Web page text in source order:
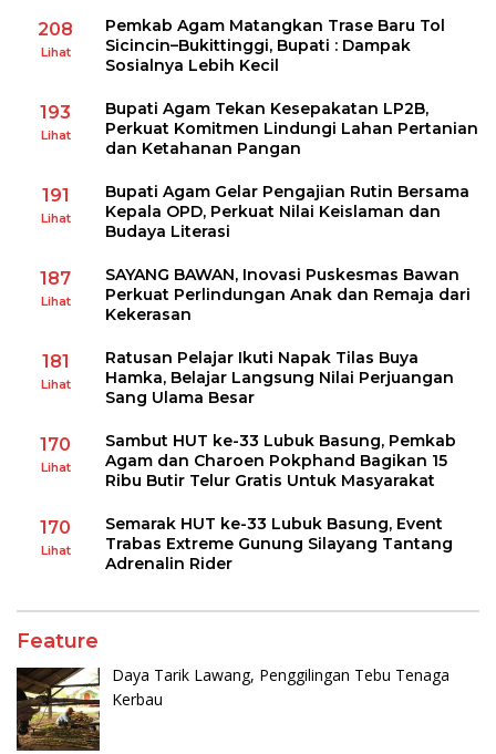
208
Lihat
Pemkab Agam Matangkan Trase Baru Tol
Sicincin–Bukittinggi, Bupati : Dampak
Sosialnya Lebih Kecil
193
Lihat
Bupati Agam Tekan Kesepakatan LP2B,
Perkuat Komitmen Lindungi Lahan Pertanian
dan Ketahanan Pangan
191
Lihat
Bupati Agam Gelar Pengajian Rutin Bersama
Kepala OPD, Perkuat Nilai Keislaman dan
Budaya Literasi
187
Lihat
SAYANG BAWAN, Inovasi Puskesmas Bawan
Perkuat Perlindungan Anak dan Remaja dari
Kekerasan
181
Lihat
Ratusan Pelajar Ikuti Napak Tilas Buya
Hamka, Belajar Langsung Nilai Perjuangan
Sang Ulama Besar
170
Lihat
Sambut HUT ke-33 Lubuk Basung, Pemkab
Agam dan Charoen Pokphand Bagikan 15
Ribu Butir Telur Gratis Untuk Masyarakat
170
Lihat
Semarak HUT ke-33 Lubuk Basung, Event
Trabas Extreme Gunung Silayang Tantang
Adrenalin Rider
Feature
Daya Tarik Lawang, Penggilingan Tebu Tenaga
Kerbau